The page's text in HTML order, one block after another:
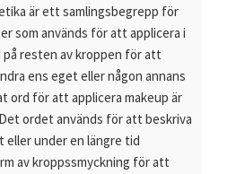
är ett samlingsbegrepp för
som används för att applicera i
resten av kroppen för att
ens eget eller någon annans
ord för att applicera makeup är
ordet används för att beskriva
eller under en längre tid
av kroppssmyckning för att